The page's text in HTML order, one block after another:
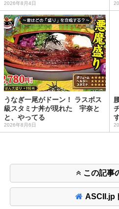
2026年8月4日
うなぎ一尾がドーン！ ラスボス
級スタミナ丼が現れた 宇奈と
と、やってる
2026年8月6日
この記事
ASCII.jp